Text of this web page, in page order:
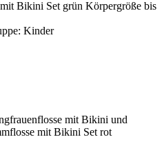
Bikini Set grün Körpergröße bis
Kinder